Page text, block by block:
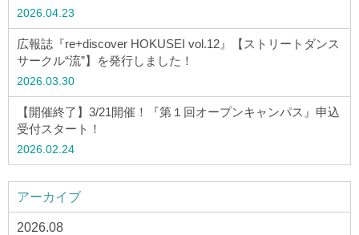
学費・奨学金
大学公式サイト
〒004-8631 北海道札幌市厚別区大谷地西2-3-1
Tel：011-891-2731（代表）
サイトマップ
2026.04.23
広報誌『re+discover HOKUSEI vol.12』【ストリートダンス
サークル“流”】を発行しました！
2026.03.30
【開催終了】3/21開催！『第１回オープンキャンパス』申込
受付スタート！
2026.02.24
アーカイブ
2026.08